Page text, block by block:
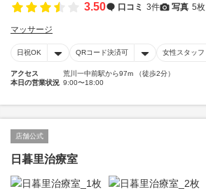
3.50 口コミ 3件 写真 5枚
マッサージ
日祝OK QRコード決済可 女性スタッフ
アクセス
荒川一中前駅から97m （徒歩2分）
本日の営業状況 9:00〜18:00
店舗公式
日暮里治療室